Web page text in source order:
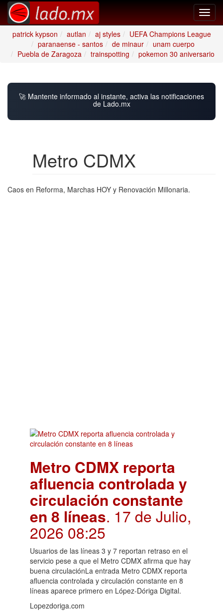
patrick kypson
autlan aj styles
UEFA Champions League
paranaense - santos
de minaur
unam cuerpo
Puebla de Zaragoza
trainspotting pokemon 30 aniversario
🚀 Mantente informado al instante, activa las notificaciones
de Lado.mx
Metro CDMX
Caos en Reforma, Marchas HOY y Renovación Millonaria.
Metro CDMX reporta
afluencia controlada y
circulación constante
en 8 líneas. 17 de Julio,
2026 08:25
Usuarios de las líneas 3 y 7 reportan retraso en el
servicio pese a que el Metro CDMX afirma que hay
buena circulaciónLa entrada Metro CDMX reporta
afluencia controlada y circulación constante en 8
líneas aparece primero en López-Dóriga Digital.
Lopezdoriga.com